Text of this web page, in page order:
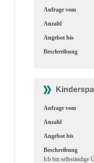
Anfrage vom
Anzahl
Angebot bis
Beschreibung
Anfrage vom
Anzahl
Angebot bis
Beschreibung
Ich bin selbständige